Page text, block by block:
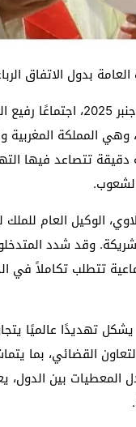
العامة بدول الاتفاق
احتضنت العاصمة الرباط،
المملكة المغربية
تتصاعد فيها
الوكيل العام
وقد شدد
تتطلب تكاملاً في
تهديدًا عالميًا
القضائي، بما
المعطيات بين